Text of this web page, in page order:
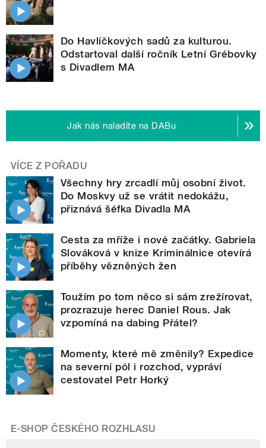
Do Havlíčkových sadů za kulturou.
Odstartoval další ročník Letní Grébovky
s Divadlem MA
Jak nás naladíte na DABu
VÍCE Z POŘADU
Všechny hry zrcadlí můj osobní život.
Do Moskvy už se vrátit nedokážu,
přiznává šéfka Divadla MA
Cesta za mříže i nové začátky. Gabriela
Slováková v knize Kriminálnice otevírá
příběhy vězněných žen
Toužím po tom něco si sám zrežírovat,
prozrazuje herec Daniel Rous. Jak
vzpomíná na dabing Přátel?
Momenty, které mě změnily? Expedice
na severní pól i rozchod, vypráví
cestovatel Petr Horký
E-SHOP ČESKÉHO ROZHLASU